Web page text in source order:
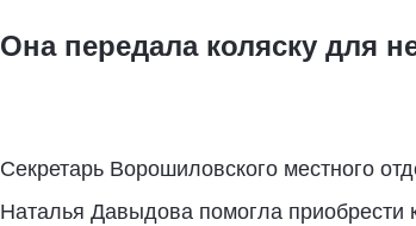
Она передала коляску для
Секретарь Ворошиловского местного
Наталья Давыдова помогла приобрести